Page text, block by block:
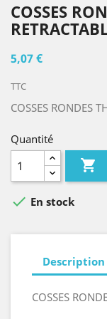
COSSES
5,07 €
TTC
COSSES RONDES
Quantité

 En stock
Description
COSSES